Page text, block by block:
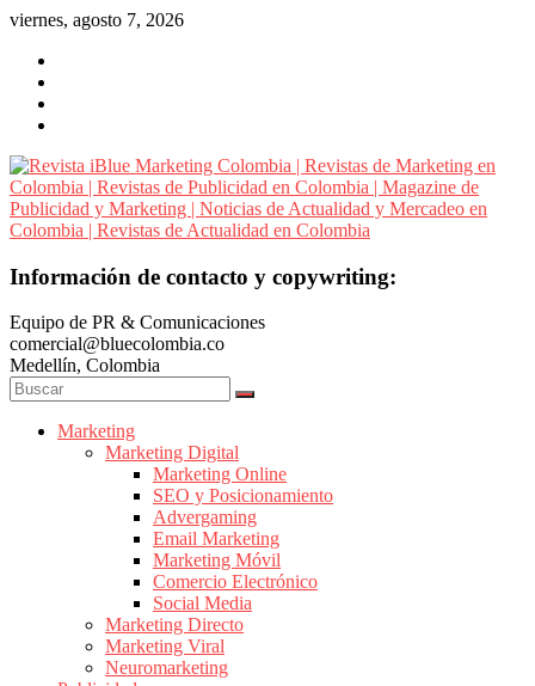
Saltar
contenido
viernes, agosto 7, 2026
Revista
Marketing
Colombia
|
Revistas
Marketing
Publicidad
Colombia
Información de contacto y copywriting:
Equipo de PR & Comunicaciones
comercial@bluecolombia.co
Medellín, Colombia
Marketing
Marketing Digital
Marketing Online
SEO y Posicionamiento
Advergaming
Email Marketing
Marketing Móvil
Comercio Electrónico
Social Media
Marketing Directo
Marketing Viral
Neuromarketing